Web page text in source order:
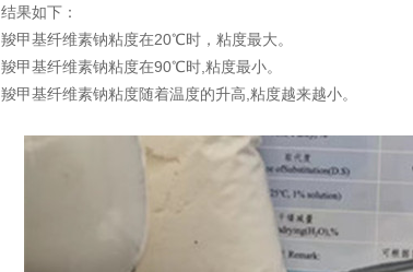
结果如下：
羧甲基纤维素钠粘度在20℃时，粘度最大。
羧甲基纤维素钠粘度在90℃时,粘度最小。
羧甲基纤维素钠粘度随着温度的升高,粘度越来越小。